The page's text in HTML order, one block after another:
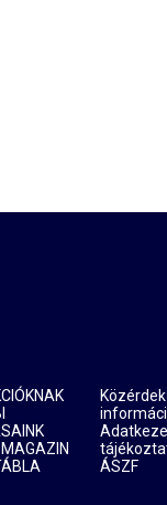
MAGAZIN
ÁSZF